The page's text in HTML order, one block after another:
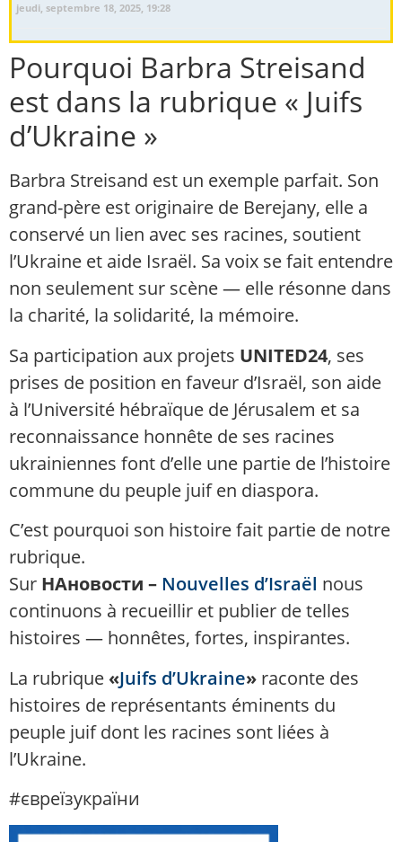
jeudi, septembre 18, 2025, 19:28
Pourquoi Barbra Streisand
est dans la rubrique « Juifs
d’Ukraine »
Barbra Streisand est un exemple parfait. Son
grand-père est originaire de Berejany, elle a
conservé un lien avec ses racines, soutient
l’Ukraine et aide Israël. Sa voix se fait entendre
non seulement sur scène — elle résonne dans
la charité, la solidarité, la mémoire.
Sa participation aux projets UNITED24, ses
prises de position en faveur d’Israël, son aide
à l’Université hébraïque de Jérusalem et sa
reconnaissance honnête de ses racines
ukrainiennes font d’elle une partie de l’histoire
commune du peuple juif en diaspora.
C’est pourquoi son histoire fait partie de notre
rubrique.
Sur НАновости – Nouvelles d’Israël nous
continuons à recueillir et publier de telles
histoires — honnêtes, fortes, inspirantes.
La rubrique «Juifs d’Ukraine» raconte des
histoires de représentants éminents du
peuple juif dont les racines sont liées à
l’Ukraine.
#євреїзукраїни